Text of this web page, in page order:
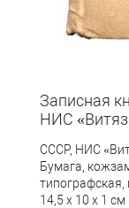
Записная
НИС
СССР, НИС
Бумага,
типографская,
14,5 х 10 х 1 см